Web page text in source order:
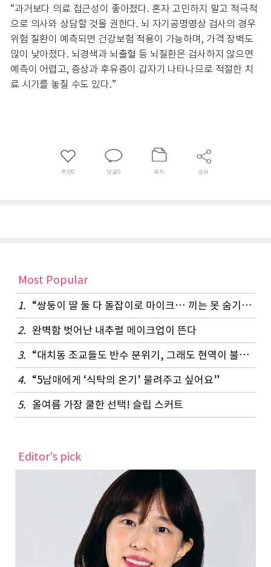
“과거보다 의료 접근성이 좋아졌다. 혼자 고민하지 말고 적극적
으로 의사와 상담할 것을 권한다. 뇌 자기공명영상 검사의 경우
위험 질환이 예측되면 건강보험 적용이 가능하며, 가격 장벽도
많이 낮아졌다. 뇌경색과 뇌출혈 등 뇌질환은 검사하지 않으면
예측이 어렵고, 증상과 후유증이 갑자기 나타나므로 적절한 치
료 시기를 놓칠 수도 있다.”
추천0 댓글0 목차 공유
Most Popular
1.
“쌍둥이 딸 둘 다 돌잡이로 마이크… 끼는 못 숨기나 봐요”
2. 완벽함 벗어난 내추럴 메이크업이 뜬다
3.
“대치동 조교들도 반수 분위기, 그래도 현역이 불리하지 않은 이유”
4. “5남매에게 ‘식탁의 온기’ 물려주고 싶어요”
5. 올여름 가장 쿨한 선택! 슬립 스커트
Editor's pick